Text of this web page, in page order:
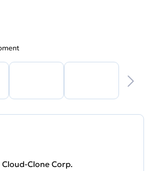
Cloud-Clone Corp.